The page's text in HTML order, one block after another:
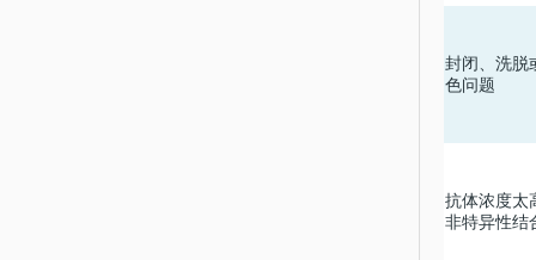
封闭、洗脱
色问题
抗体浓度太
非特异性结